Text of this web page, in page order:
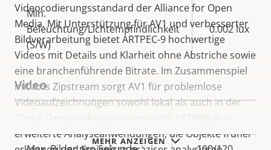
Videocodierungsstandard der Alliance for Open
Media. Mit Unterstützung für AV1 und verbesserter
Bildverarbeitung bietet ARTPEC-9 hochwertige
Videos mit Details und Klarheit ohne Abstriche sowie
eine branchenführende Bitrate. Im Zusammenspiel
mit Axis Zipstream sorgt AV1 für problemlose
Videoaufzeichnungen sowohl lokal als auch in der
erweiterte Analyseanwendungen, die Objekte früher
MEHR ANZEIGEN
Min.
Beleuchtung/Lichtempfindlichkeit
(S/W)
0.002 lux
Video